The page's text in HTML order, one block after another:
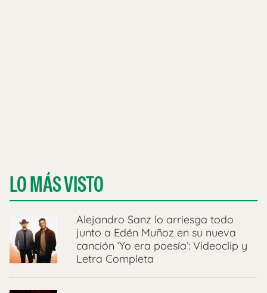
LO MÁS VISTO
Alejandro Sanz lo arriesga todo
junto a Edén Muñoz en su nueva
canción ‘Yo era poesía’: Videoclip y
Letra Completa